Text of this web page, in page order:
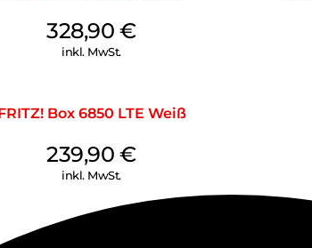
328,90€
inkl. MwSt.
Box 6850 LTE Weiß
239,90€
inkl. MwSt.